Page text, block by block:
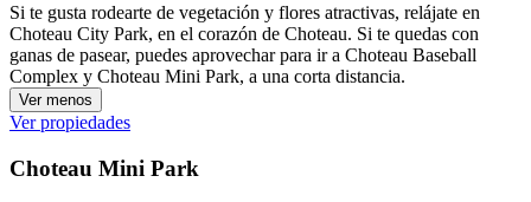
Si te gusta rodearte de vegetación y flores atractivas, relájate en
Choteau City Park, en el corazón de Choteau. Si te quedas con
ganas de pasear, puedes aprovechar para ir a Choteau Baseball
Complex y Choteau Mini Park, a una corta distancia.
Ver menos
Ver propiedades
Choteau Mini Park